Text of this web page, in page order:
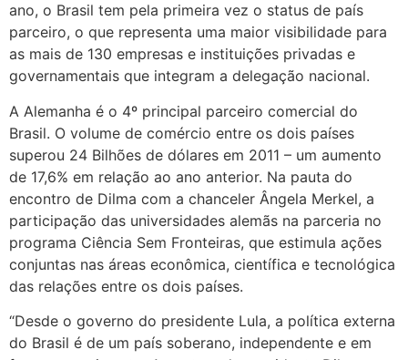
ano, o Brasil tem pela primeira vez o status de país
parceiro, o que representa uma maior visibilidade para
as mais de 130 empresas e instituições privadas e
governamentais que integram a delegação nacional.
A Alemanha é o 4º principal parceiro comercial do
Brasil. O volume de comércio entre os dois países
superou 24 Bilhões de dólares em 2011 – um aumento
de 17,6% em relação ao ano anterior. Na pauta do
encontro de Dilma com a chanceler Ângela Merkel, a
participação das universidades alemãs na parceria no
programa Ciência Sem Fronteiras, que estimula ações
conjuntas nas áreas econômica, científica e tecnológica
das relações entre os dois países.
“Desde o governo do presidente Lula, a política externa
do Brasil é de um país soberano, independente e em